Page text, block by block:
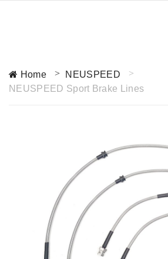
Home
NEUSPEED
NEUSPEED Sport Brake Lines